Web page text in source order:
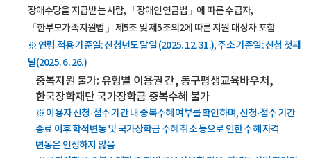
장애수당을 지급받는 사람, 「장애인연금법」에 따른 수급자,
「한부모가족지원법」 제5조 및 제5조의2에 따른 지원 대상자 포함
※ 연령 적용 기준일: 신청년도 말일 (2025. 12. 31.), 주소 기준일: 신청 첫째
날(2025. 6. 26.)
중복지원 불가: 유형별 이용권 간, 동구평생교육바우처,
한국장학재단 국가장학금 중복수혜 불가
※ 이용자 신청·접수 기간 내 중복수혜 여부를 확인하며, 신청·접수 기간
종료 이후 학적변동 및 국가장학금 수혜 취소 등으로 인한 수혜 자격
변동은 인정하지 않음